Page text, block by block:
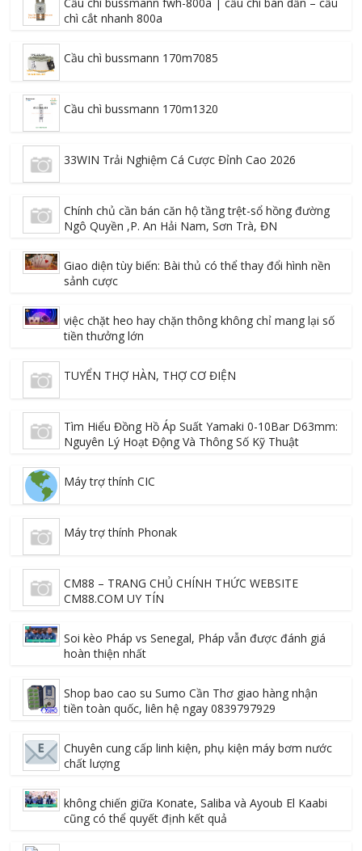
chì cắt nhanh 800a
Cầu chì bussmann 170m7085
Cầu chì bussmann 170m1320
33WIN Trải Nghiệm Cá Cược Đỉnh Cao 2026
Chính chủ cần bán căn hộ tầng trệt-sổ hồng đường
Ngô Quyền ,P. An Hải Nam, Sơn Trà, ĐN
Giao diện tùy biến: Bài thủ có thể thay đổi hình nền
sảnh cược
việc chặt heo hay chặn thông không chỉ mang lại số
tiền thưởng lớn
TUYỂN THỢ HÀN, THỢ CƠ ĐIỆN
Tìm Hiểu Đồng Hồ Áp Suất Yamaki 0-10Bar D63mm:
Nguyên Lý Hoạt Động Và Thông Số Kỹ Thuật
Máy trợ thính CIC
Máy trợ thính Phonak
CM88 – TRANG CHỦ CHÍNH THỨC WEBSITE
CM88.COM UY TÍN
Soi kèo Pháp vs Senegal, Pháp vẫn được đánh giá
hoàn thiện nhất
Shop bao cao su Sumo Cần Thơ giao hàng nhận
tiền toàn quốc, liên hệ ngay 0839797929
Chuyên cung cấp linh kiện, phụ kiện máy bơm nước
chất lượng
không chiến giữa Konate, Saliba và Ayoub El Kaabi
cũng có thể quyết định kết quả